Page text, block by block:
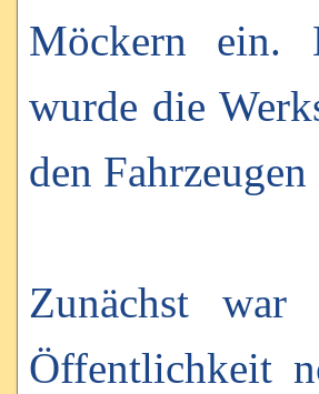
Möckern ein.
wurde die
den
Zunächst war
Öffentlichkeit